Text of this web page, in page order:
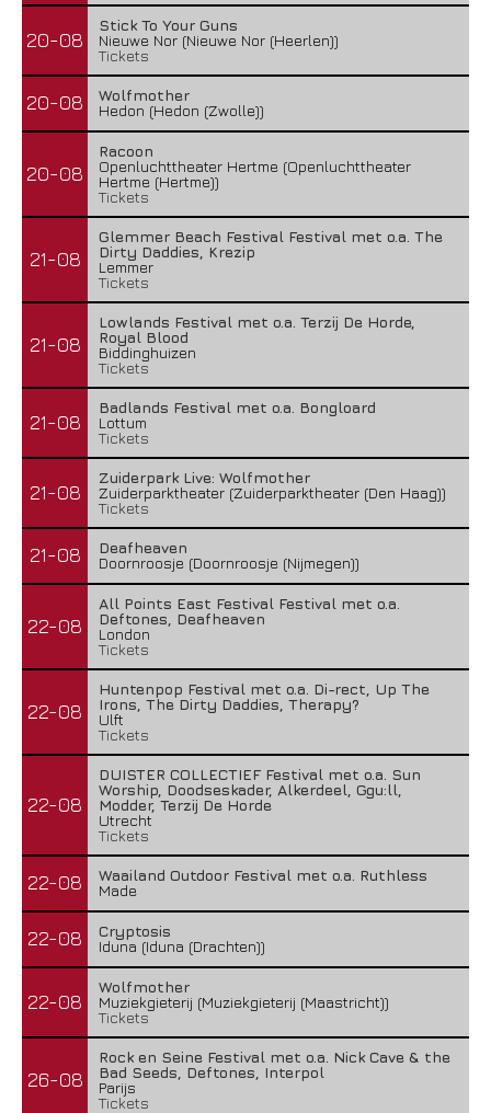
20-08
Stick To Your Guns
Nieuwe Nor (Nieuwe Nor (Heerlen))
Tickets
20-08
Wolfmother
Hedon (Hedon (Zwolle))
20-08
Racoon
Openluchttheater Hertme (Openluchttheater
Hertme (Hertme))
Tickets
21-08
Glemmer Beach Festival Festival met o.a. The
Dirty Daddies, Krezip
Lemmer
Tickets
21-08
Lowlands Festival met o.a. Terzij De Horde,
Royal Blood
Biddinghuizen
Tickets
21-08
Badlands Festival met o.a. Bongloard
Lottum
Tickets
21-08
Zuiderpark Live: Wolfmother
Zuiderparktheater (Zuiderparktheater (Den Haag))
Tickets
21-08
Deafheaven
Doornroosje (Doornroosje (Nijmegen))
22-08
All Points East Festival Festival met o.a.
Deftones, Deafheaven
London
Tickets
22-08
Huntenpop Festival met o.a. Di-rect, Up The
Irons, The Dirty Daddies, Therapy?
Ulft
Tickets
22-08
DUISTER COLLECTIEF Festival met o.a. Sun
Worship, Doodseskader, Alkerdeel, Ggu:ll,
Modder, Terzij De Horde
Utrecht
Tickets
22-08
Waailand Outdoor Festival met o.a. Ruthless
Made
22-08
Cryptosis
Iduna (Iduna (Drachten))
22-08
Wolfmother
Muziekgieterij (Muziekgieterij (Maastricht))
Tickets
26-08
Rock en Seine Festival met o.a. Nick Cave & the
Bad Seeds, Deftones, Interpol
Parijs
Tickets